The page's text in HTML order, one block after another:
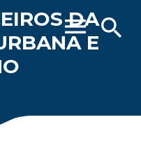
search
menu
DA
E